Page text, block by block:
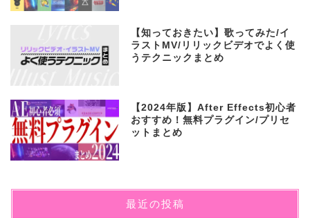
【知っておきたい】歌ってみた/イ
ラストMV/リリックビデオでよく使
うテクニックまとめ
【2024年版】After Effects初心者
おすすめ！無料プラグイン/プリセ
ットまとめ
最近の投稿